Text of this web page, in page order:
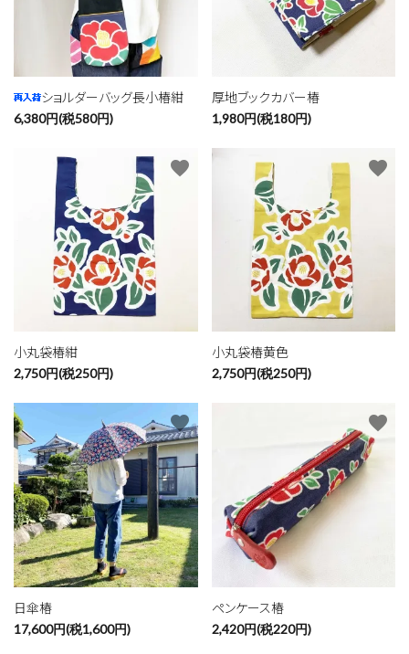
ショルダーバッグ長小椿紺
6,380円(税580円)
厚地ブックカバー椿
1,980円(税180円)
小丸袋椿紺
2,750円(税250円)
favorite
小丸袋椿黄色
2,750円(税250円)
favorite
日傘椿
17,600円(税1,600円)
favorite
ペンケース椿
2,420円(税220円)
favorite
キーワード
カテゴリー